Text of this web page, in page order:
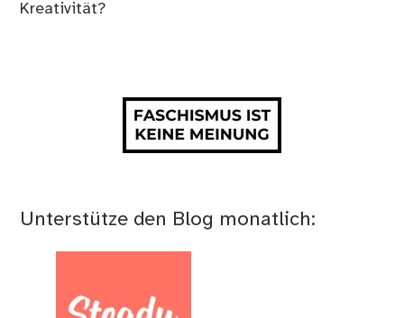
Kreativität?
Unterstütze den Blog monatlich: